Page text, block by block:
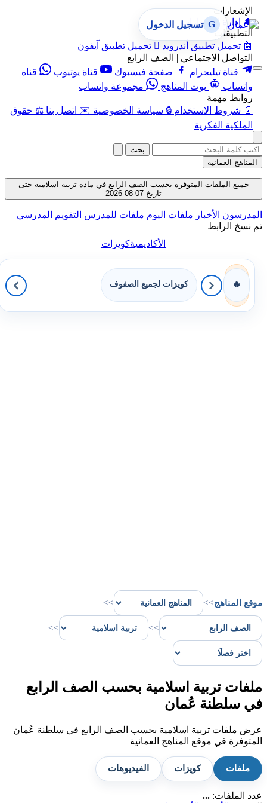
الإشعارات
🔔 إدارة الإشعارات
التطبيقات
🤖 تحميل تطبيق أندرويد  تحميل تطبيق آيفون
التواصل الاجتماعي | الصف الرابع
قناة تيليجرام
صفحة فيسبوك قناة يوتيوب
قناة
واتساب
بوت المناهج
مجموعة واتساب
روابط مهمة
📄 شروط الاستخدام 🔒 سياسة الخصوصية ✉️ اتصل بنا ⚖️ حقوق
الملكية الفكرية
G تسجيل الدخول
بحث
المناهج العمانية
جميع الملفات المتوفرة بحسب الصف الرابع في مادة تربية اسلامية حتى
تاريخ 07-08-2026
المدرسون الأخبار ملفات اليوم ملفات للمدرس التقويم المدرسي
تم نسخ الرابط
الأكاديميةكويزات
🔥 كويزات لجميع الصفوف
موقع المناهج>>
>>
>>
>>
ملفات تربية اسلامية بحسب الصف الرابع
في سلطنة عُمان
عرض ملفات تربية اسلامية بحسب الصف الرابع في سلطنة عُمان
المتوفرة في موقع المناهج العمانية
ملفات كويزات الفيديوهات
عدد الملفات: ...